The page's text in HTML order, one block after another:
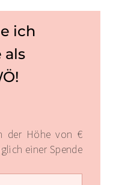
ich
als
der Höhe von €
einer Spende